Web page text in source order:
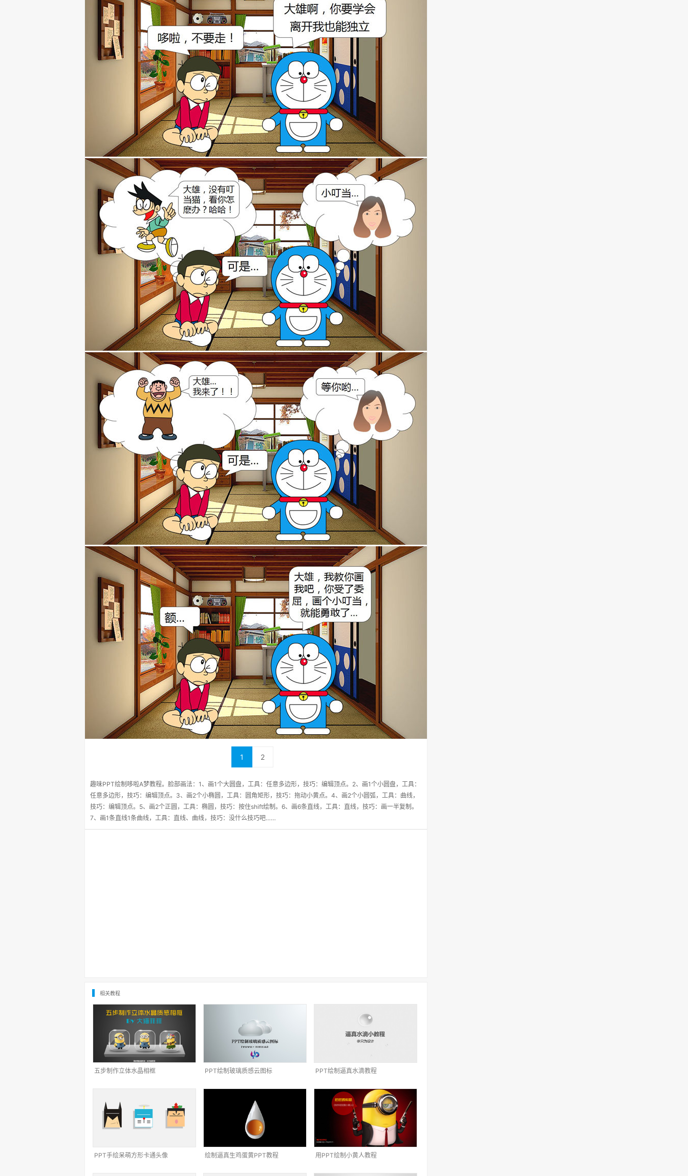
1 2
趣味PPT绘制哆啦A梦教程。脸部画法：1、画1个大圆盘，工具：任意多边形，技巧：编辑顶点。2、画1个小圆盘，工具：
任意多边形，技巧：编辑顶点。3、画2个小椭圆，工具：圆角矩形，技巧：拖动小黄点。4、画2个小圆弧，工具：曲线，
技巧：编辑顶点。5、画2个正圆，工具：椭圆，技巧：按住shift绘制。6、画6条直线，工具：直线，技巧：画一半复制。
7、画1条直线1条曲线，工具：直线、曲线，技巧：没什么技巧吧……
相关教程
五步制作立体水晶相框 PPT绘制玻璃质感云图标 PPT绘制逼真水滴教程
PPT手绘呆萌方形卡通头像 绘制逼真生鸡蛋黄PPT教程 用PPT绘制小黄人教程